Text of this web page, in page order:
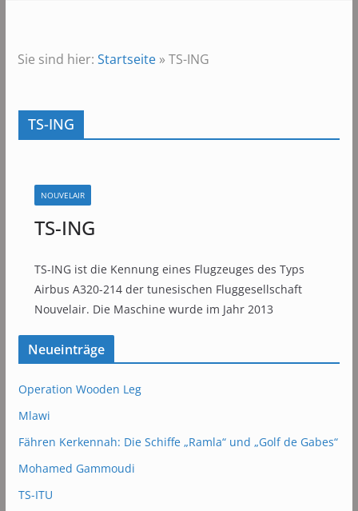
Sie sind hier: Startseite»TS-ING
TS-ING
NOUVELAIR
TS-ING
TS-ING ist die Kennung eines Flugzeuges des Typs
Airbus A320-214 der tunesischen Fluggesellschaft
Nouvelair. Die Maschine wurde im Jahr 2013
Neueinträge
Operation Wooden Leg
Mlawi
Fähren Kerkennah: Die Schiffe „Ramla“ und „Golf de Gabes“
Mohamed Gammoudi
TS-ITU